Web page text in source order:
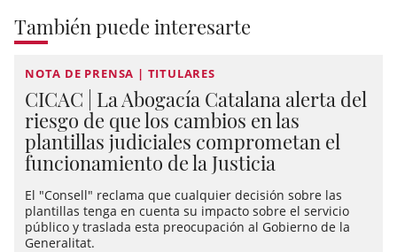
También puede interesarte
NOTA DE PRENSA | TITULARES
CICAC | La Abogacía Catalana alerta del
riesgo de que los cambios en las
plantillas judiciales comprometan el
funcionamiento de la Justicia
El "Consell" reclama que cualquier decisión sobre las
plantillas tenga en cuenta su impacto sobre el servicio
público y traslada esta preocupación al Gobierno de la
Generalitat.